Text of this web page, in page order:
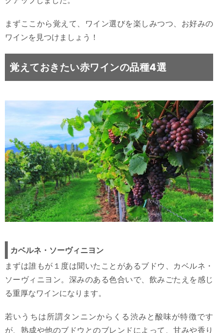
まずここから覚えて、ワイン選びを楽しみつつ、お好みの
ワインを見つけましょう！
覚えておきたい赤ワインの品種4選
カベルネ・ソーヴィニヨン
まずは誰もが１度は聞いたことがあるブドウ、カベルネ・
ソーヴィニヨン。深みのある色合いで、飲みごたえを感じ
る重厚なワインになります。
若いうちは所謂タンニンからくる渋みと酸味が特徴です
が、熟成や他のブドウとのブレンドによって、甘みや香り